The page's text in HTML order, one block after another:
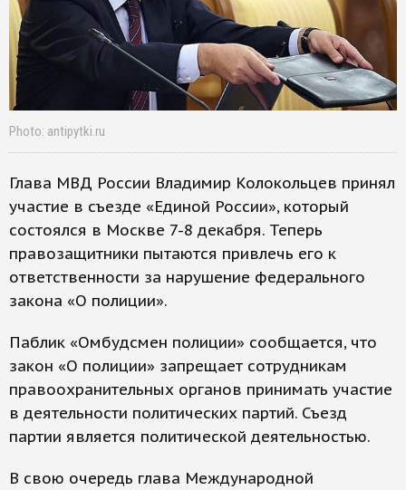
Photo: antipytki.ru
Глава МВД России Владимир Колокольцев принял
участие в съезде «Единой России», который
состоялся в Москве 7-8 декабря. Теперь
правозащитники пытаются привлечь его к
ответственности за нарушение федерального
закона «О полиции».
Паблик «Омбудсмен полиции» сообщается, что
закон «О полиции» запрещает сотрудникам
правоохранительных органов принимать участие
в деятельности политических партий. Съезд
партии является политической деятельностью.
В свою очередь глава Международной